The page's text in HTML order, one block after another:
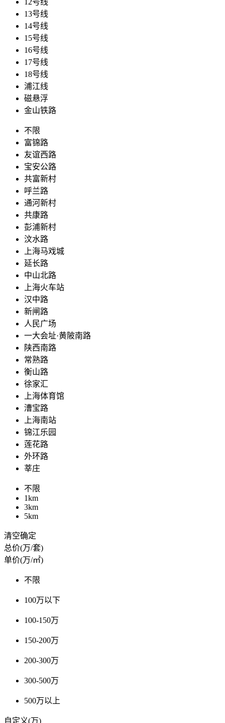
12号线
13号线
14号线
15号线
16号线
17号线
18号线
浦江线
磁悬浮
金山铁路
不限
富锦路
友谊西路
宝安公路
共富新村
呼兰路
通河新村
共康路
彭浦新村
汶水路
上海马戏城
延长路
中山北路
上海火车站
汉中路
新闸路
人民广场
一大会址·黄陂南路
陕西南路
常熟路
衡山路
徐家汇
上海体育馆
漕宝路
上海南站
锦江乐园
莲花路
外环路
莘庄
不限
1km
3km
5km
清空确定
总价(万/套)
单价(万/㎡)
不限
100万以下
100-150万
150-200万
200-300万
300-500万
500万以上
自定义(万)